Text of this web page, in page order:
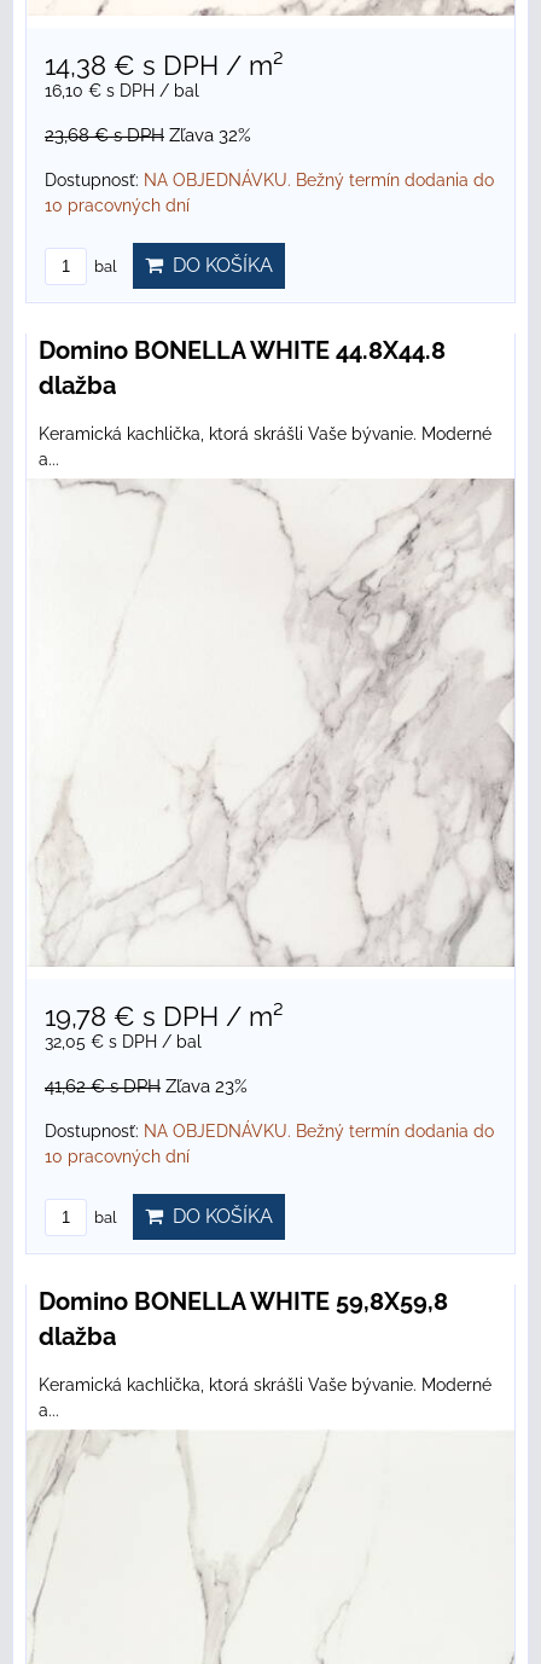
14,38 € s DPH / m²
16,10 € s DPH / bal
23,68 €s DPH Zľava 32%
Dostupnosť: NA OBJEDNÁVKU. Bežný termín dodania do
10 pracovných dní
bal DO KOŠÍKA
Domino BONELLA WHITE 44.8X44.8
dlažba
Keramická kachlička, ktorá skrášli Vaše bývanie. Moderné
a...
19,78 € s DPH / m²
32,05 € s DPH / bal
41,62 €s DPH Zľava 23%
Dostupnosť: NA OBJEDNÁVKU. Bežný termín dodania do
10 pracovných dní
bal DO KOŠÍKA
Domino BONELLA WHITE 59,8X59,8
dlažba
Keramická kachlička, ktorá skrášli Vaše bývanie. Moderné
a...